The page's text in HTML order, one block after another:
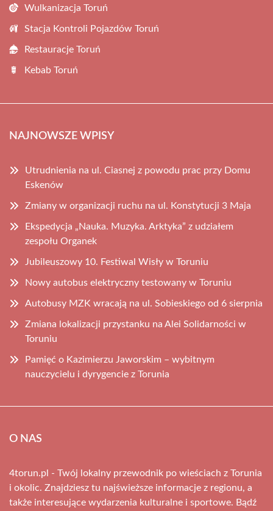
Wulkanizacja Toruń
Stacja Kontroli Pojazdów Toruń
Restauracje Toruń
Kebab Toruń
NAJNOWSZE WPISY
Utrudnienia na ul. Ciasnej z powodu prac przy Domu
Eskenów
Zmiany w organizacji ruchu na ul. Konstytucji 3 Maja
Ekspedycja „Nauka. Muzyka. Arktyka” z udziałem
zespołu Organek
Jubileuszowy 10. Festiwal Wisły w Toruniu
Nowy autobus elektryczny testowany w Toruniu
Autobusy MZK wracają na ul. Sobieskiego od 6 sierpnia
Zmiana lokalizacji przystanku na Alei Solidarności w
Toruniu
Pamięć o Kazimierzu Jaworskim – wybitnym
nauczycielu i dyrygencie z Torunia
O NAS
4torun.pl - Twój lokalny przewodnik po wieściach z Torunia
i okolic. Znajdziesz tu najświeższe informacje z regionu, a
także interesujące wydarzenia kulturalne i sportowe. Bądź